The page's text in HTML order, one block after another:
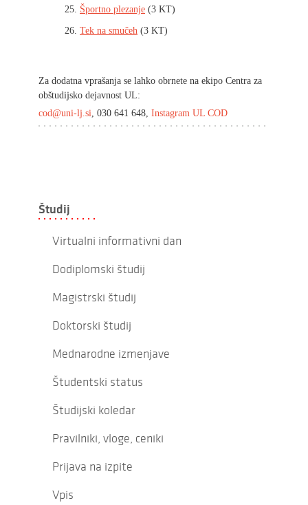
Športno plezanje (3 KT)
Tek na smučeh (3 KT)
Za dodatna vprašanja se lahko obrnete na ekipo Centra za
obštudijsko dejavnost UL:
cod@uni-lj.si, 030 641 648, Instagram UL COD
Študij
Virtualni informativni dan
Dodiplomski študij
Magistrski študij
Doktorski študij
Mednarodne izmenjave
Študentski status
Študijski koledar
Pravilniki, vloge, ceniki
Prijava na izpite
Vpis